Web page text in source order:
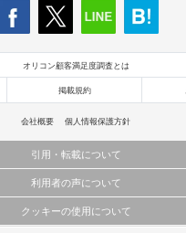
オリコン顧客満足度調査とは
掲載規約
会社概要 個人情報保護方針
引用・転載について
（文字、写真、イラスト、画像データ等）
く無断転載・複製などの二次利用を行うこ
利用者の声について
すべてサービスの利用者が提出された見解
クッキーの使用について